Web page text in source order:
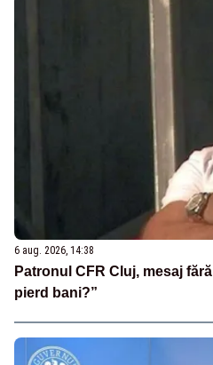
6 aug. 2026, 14:38
Patronul CFR Cluj, mesaj
pierd bani?”